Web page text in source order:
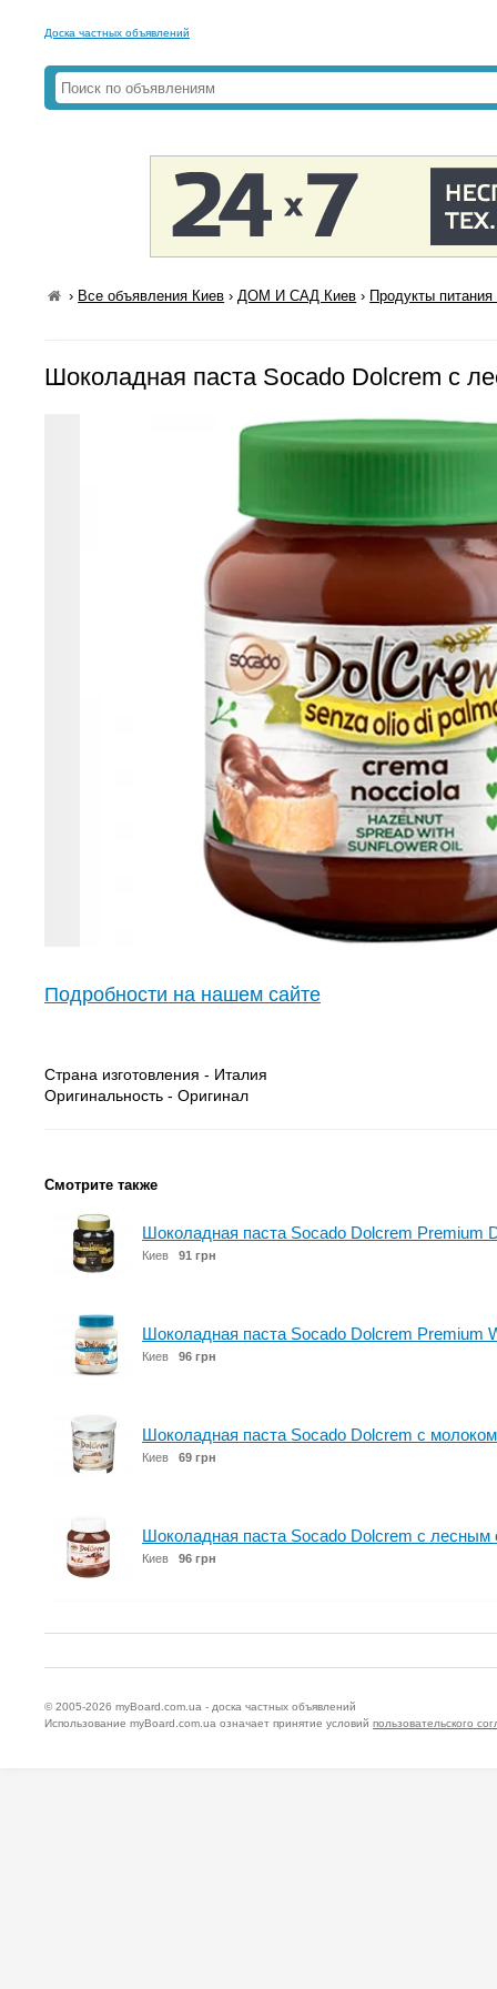
Доска частных объявлений
› Все объявления Киев ›ДОМ И САД Киев › Продукты
Шоколадная паста Socado Dolcrem с
Подробности на нашем сайте
Страна изготовления - Италия
Оригинальность - Оригинал
Смотрите также
Шоколадная паста Socado Dolcrem Premium
Киев 91 грн
Шоколадная паста Socado Dolcrem Premium
Киев 96 грн
Шоколадная паста Socado Dolcrem с
Киев 69 грн
Шоколадная паста Socado Dolcrem с лесным
Киев 96 грн
© 2005-2026 myBoard.com.ua - доска частных объявлений
Использование myBoard.com.ua означает принятие условий пользовательского